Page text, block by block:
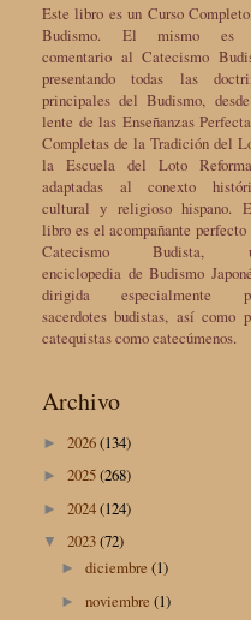
Este libro es un Curso
Budismo. El mismo es
comentario al Catecismo
presentando todas las
principales del Budismo,
lente de las Enseñanzas
Completas de la Tradición del
la Escuela del Loto
adaptadas al conexto
cultural y religioso hispano.
libro es el acompañante perfecto
Catecismo Budista,
enciclopedia de Budismo
dirigida especialmente
sacerdotes budistas, así como
catequistas como catecúmenos.
Archivo
► 2026(134)
► 2025(268)
► 2024(124)
▼ 2023(72)
►diciembre(1)
►noviembre(1)